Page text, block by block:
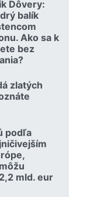
Dôvery:
balík
Ako sa k
bez
redakcia
zlatých
podľa
mld. eur